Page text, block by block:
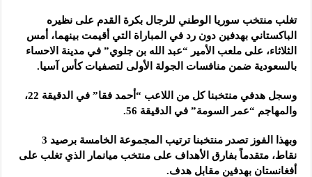
تغلب منتخب سوريا الوطني للرجال بكرة القدم على نظيره
الباكستاني بهدفين دون رد في المباراة التي أقيمت بينهما، أمس
الثلاثاء، على ملعب الأمير “عبد الله بن جلوي” في مدينة الاحساء
بالسعودية ضمن منافسات الجولة الأولى لتصفيات كأس آسيا.
وسجل هدفي منتخبنا كل من اللاعب “أحمد فقا” في الدقيقة 22،
والمهاجم “عمر السومة” في الدقيقة 56.
وبهذا الفوز تصدر منتخبنا ترتيب المجموعة الخامسة برصيد 3
نقاط، متقدماً بفارق الأهداف على منتخب ميانمار الذي تغلب على
أفغانستان بهدفين مقابل هدف.